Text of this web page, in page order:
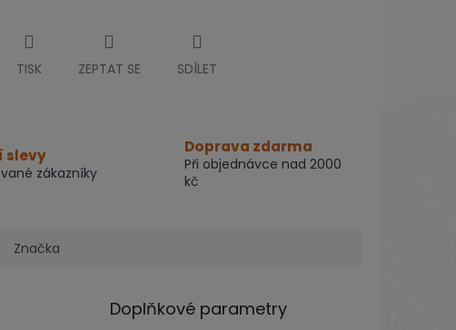
TISK ZEPTAT SE SDÍLET
slevy
zákazníky
Doprava zdarma
Při objednávce nad 2000
kč
Značka
Doplňkové parametry